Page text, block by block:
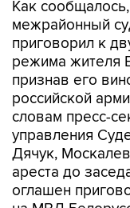
приговорил к
режима жителя
признав его
российской
словам пресс-
управления
Дячук,
ареста до
оглашен
на МВД
Алексея в